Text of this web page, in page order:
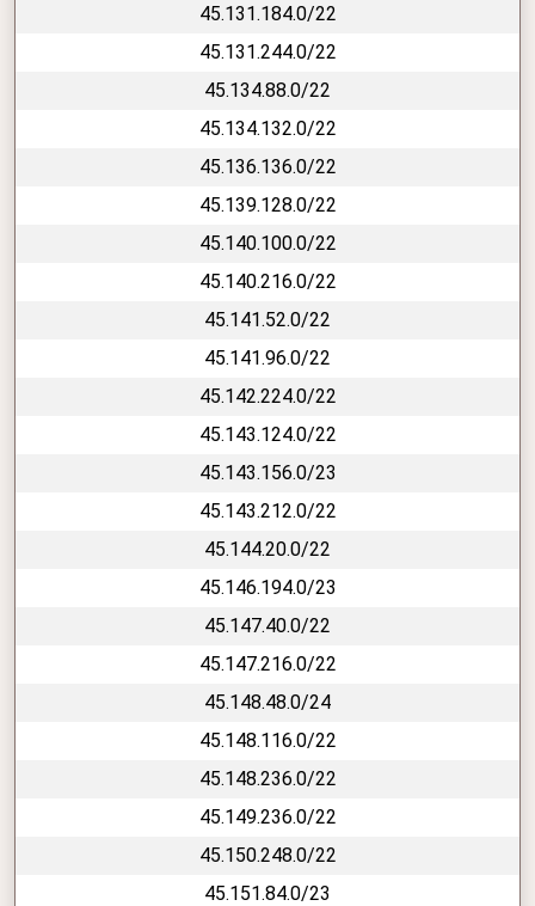
45.131.184.0/22
45.131.244.0/22
45.134.88.0/22
45.134.132.0/22
45.136.136.0/22
45.139.128.0/22
45.140.100.0/22
45.140.216.0/22
45.141.52.0/22
45.141.96.0/22
45.142.224.0/22
45.143.124.0/22
45.143.156.0/23
45.143.212.0/22
45.144.20.0/22
45.146.194.0/23
45.147.40.0/22
45.147.216.0/22
45.148.48.0/24
45.148.116.0/22
45.148.236.0/22
45.149.236.0/22
45.150.248.0/22
45.151.84.0/23